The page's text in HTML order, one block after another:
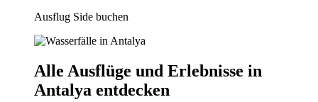
Ausflug Side buchen
Alle Ausflüge und Erlebnisse in
Antalya entdecken